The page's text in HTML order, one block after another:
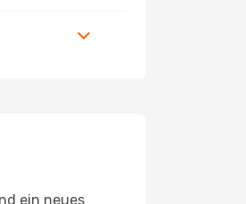
ein neues